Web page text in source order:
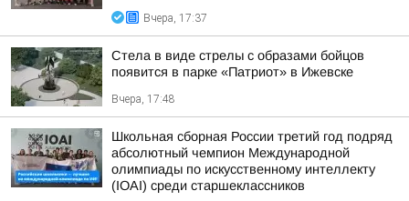
Вчера, 17:37
Стела в виде стрелы с образами бойцов
появится в парке «Патриот» в Ижевске
Вчера, 17:48
Школьная сборная России третий год подряд
абсолютный чемпион Международной
олимпиады по искусственному интеллекту
(IOAI) среди старшеклассников